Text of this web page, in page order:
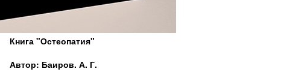
Книга "Остеопатия"
Автор: Баиров. А. Г.